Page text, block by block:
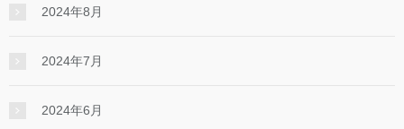
2024年8月
2024年7月
2024年6月